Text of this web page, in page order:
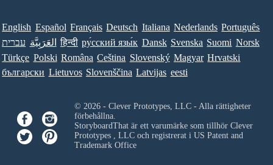
English Español Français Deutsch Italiana Nederlands Português
עברית العَرَبِيَّة हिन्दी ру́сский язы́к Dansk Svenska Suomi Norsk
Türkçe Polski Româna Ceština Slovenský Magyar Hrvatski
български Lietuvos Slovenščina Latvijas eesti
© 2026 - Clever Prototypes, LLC - Alla rättigheter
förbehållna.
StoryboardThat är ett varumärke som tillhör Clever
Prototypes , LLCoch registrerat i US Patent and
Trademark Office